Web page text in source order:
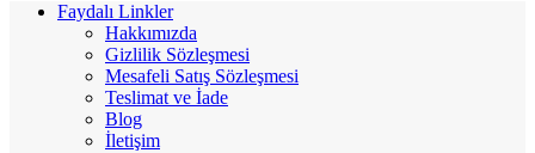
Faydalı Linkler
Hakkımızda
Gizlilik Sözleşmesi
Mesafeli Satış Sözleşmesi
Teslimat ve İade
Blog
İletişim